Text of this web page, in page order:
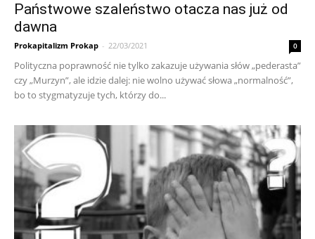
Państwowe szaleństwo otacza nas już od
dawna
Prokapitalizm Prokap - 22/03/2021 0
Polityczna poprawność nie tylko zakazuje używania słów „pederasta”
czy „Murzyn”, ale idzie dalej: nie wolno używać słowa „normalność”,
bo to stygmatyzuje tych, którzy do...